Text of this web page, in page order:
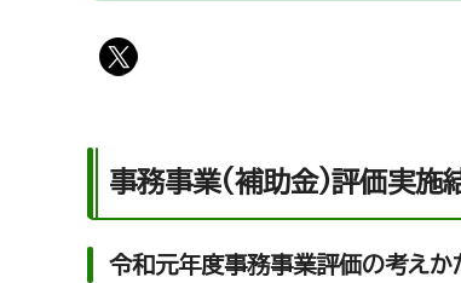
事務事業(補助金)評価実施
令和元年度事務事業評価の考えか